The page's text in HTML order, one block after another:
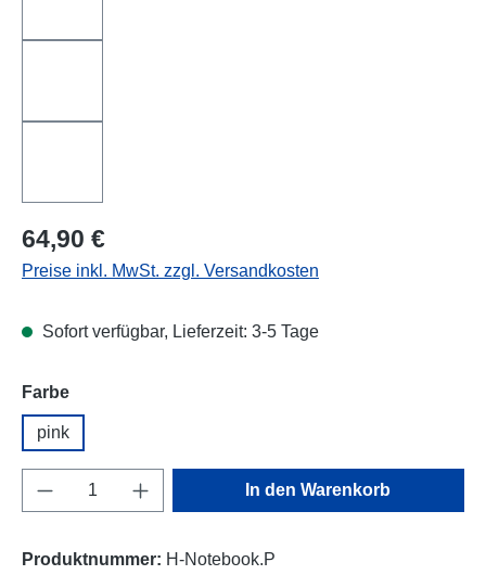
Regulärer Preis:
64,90 €
Preise inkl. MwSt. zzgl. Versandkosten
Sofort verfügbar, Lieferzeit: 3-5 Tage
Farbeauswählen
pink
Produkt Anzahl: Gib den gewünschten
In den Warenkorb
Produktnummer: H-Notebook.P